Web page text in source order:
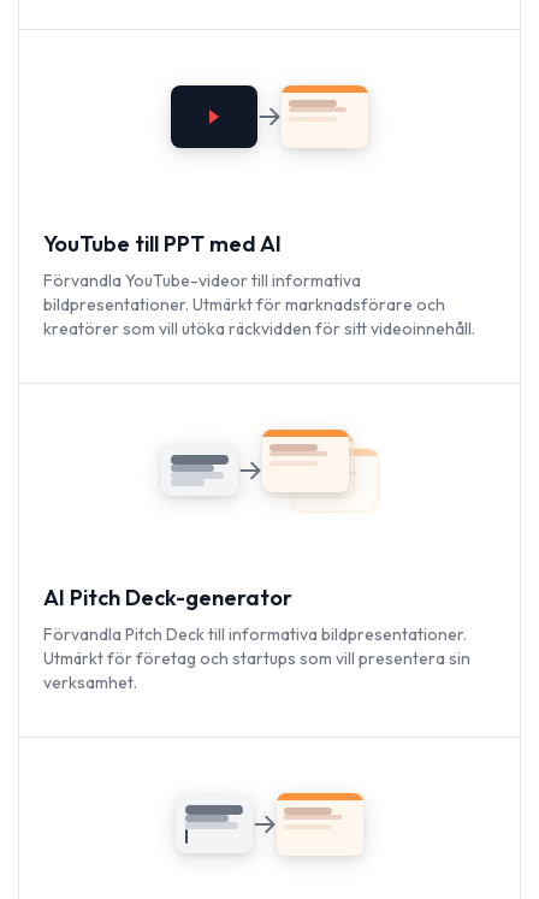
YouTube till PPT med AI
Förvandla YouTube-videor till informativa
bildpresentationer. Utmärkt för marknadsförare och
kreatörer som vill utöka räckvidden för sitt videoinnehåll.
AI Pitch Deck-generator
Förvandla Pitch Deck till informativa bildpresentationer.
Utmärkt för företag och startups som vill presentera sin
verksamhet.